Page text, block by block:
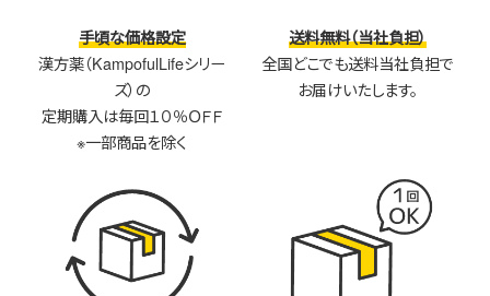
手頃な価格設定
漢方薬（KampofulLifeシリー
ズ）の
定期購入は毎回１０％ＯＦＦ
※一部商品を除く
送料無料（当社負担）
全国どこでも送料当社負担で
お届けいたします。